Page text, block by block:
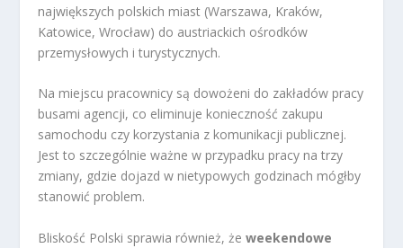
największych polskich miast (Warszawa, Kraków,
Katowice, Wrocław) do austriackich ośrodków
przemysłowych i turystycznych.
Na miejscu pracownicy są dowożeni do zakładów pracy
busami agencji, co eliminuje konieczność zakupu
samochodu czy korzystania z komunikacji publicznej.
Jest to szczególnie ważne w przypadku pracy na trzy
zmiany, gdzie dojazd w nietypowych godzinach mógłby
stanowić problem.
Bliskość Polski sprawia również, żeweekendowe